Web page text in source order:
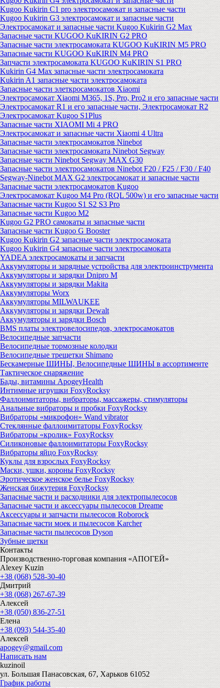
Kugoo Kukirin C1 pro электросамокат и запасные части
Kugoo Kukirin G3 электросамокат и запасные части
Электросамокат и запасные части Kugoo Kukirin G2 Max
Запасные части KUGOO KuKIRIN G2 PRO
Запасные части электросамоката KUGOO KuKIRIN M5 PRO
Запасные части KUGOO KuKIRIN M4 PRO
Запчасти электросамоката KUGOO KuKIRIN S1 PRO
Kukirin G4 Max запасные части электросамоката
Kukirin A1 запасные части электросамоката
Запасные части элеткросамокатов Xiaomi
Электросамокат Xiaomi M365, 1S, Pro, Pro2 и его запасные части
Электросамокат R1 и его запасные части, Электросамокат R2
Электросамокат Kugoo S1Plus
Запасные части XIAOMI Mi 4 PRO
Электросамокат и запасные части Xiaomi 4 Ultra
Запасные части электросамокатов Ninebot
Запасные части электросамоката Ninebot Segway
Запасные части Ninebot Segway MAX G30
Запасные части электросамокатов Ninebot F20 / F25 / F30 / F40
Segway-Ninebot MAX G2 электросамокат и запасные части
Запасные части электросамокатов Kugoo
Электросамокат Kugoo M4 Pro (RQL 500w) и его запасные части
Запасные части Kugoo S1 S2 S3 Pro
Запасные части Kugoo M2
Kugoo G2 PRO самокаты и запасные части
Запасные части Kugoo G Booster
Kugoo Kukirin G2 запасные части электросамоката
Kugoo Kukirin G4 запасные части электросамоката
YADEA электросамокаты и запчасти
Аккумуляторы и зарядные устройства для электроинструмента
Аккумуляторы и зарядки Dnipro M
Аккумуляторы и зарядки Makita
Аккумуляторы Worx
Аккумуляторы MILWAUKEE
Аккумуляторы и зарядки Dewalt
Аккумуляторы и зарядки Bosch
BMS платы электровелосипедов, электросамокатов
Велосипедные запчасти
Велосипедные тормозные колодки
Велосипедные трещетки Shimano
Бескамерные ШИНЫ, Велосипедные ШИНЫ в ассортименте
Тактическое снаряжение
Бады, витамины ApogeyHealth
Интимные игрушки FoxyRocksy
Фаллоимитаторы, вибраторы, массажеры, стимуляторы
Анальные вибраторы и пробки FoxyRocksy
Вибраторы «микрофон» Wand vibrator
Стеклянные фаллоимитаторы FoxyRocksy
Вибраторы «кролик» FoxyRocksy
Силиконовые фаллоимитаторы FoxyRocksy
Вибраторы яйцо FoxyRocksy
Куклы для взрослых FoxyRocksy
Маски, ушки, короны FoxyRocksy
Эротическое женское белье FoxyRocksy
Женская бижутерия FoxyRocksy
Запасные части и расходники для электропылесосов
Запасные части и аксессуары пылесосов Dreame
Аксессуары и запчасти пылесосов Roborock
Запасные части моек и пылесосов Karcher
Запасные части пылесосов Dyson
Зубные щетки
Контакты
Производственно-торговая компания «АПОГЕЙ»
Alexey Kuzin
+38 (068) 528-30-40
Дмитрий
+38 (068) 267-67-39
Алексей
+38 (050) 836-27-51
Елена
+38 (093) 544-35-40
Алексей
apogey@gmail.com
Написать нам
kuzinoil
ул. Большая Панасовская, 67, Харьков 61052
График работы